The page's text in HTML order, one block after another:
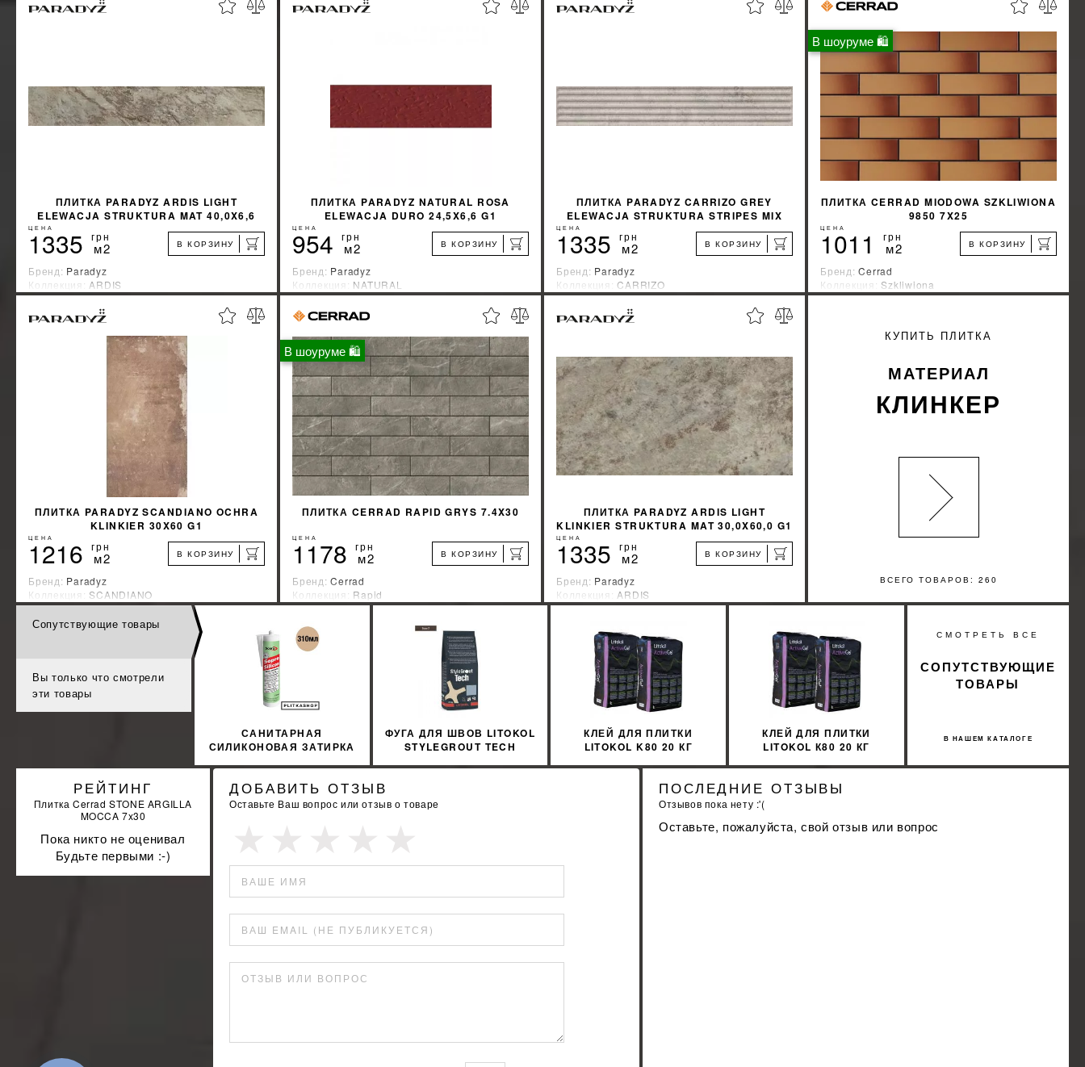
ПЛИТКА PARADYZ ARDIS LIGHT
ELEWACJA STRUKTURA MAT 40,0X6,6
ЦЕНА
1335 грн
м2 В КОРЗИНУ
Бренд: Paradyz
Коллекция: ARDIS
Страна-производитель:Польша
УЗНАТЬ СВОЮ СКИДКУ %
КУПИТЬ
ПЛИТКА PARADYZ NATURAL ROSA
ELEWACJA DURO 24,5X6,6 G1
ЦЕНА
954 грн
м2 В КОРЗИНУ
Бренд: Paradyz
Коллекция: NATURAL
Страна-производитель:Польша
УЗНАТЬ СВОЮ СКИДКУ %
КУПИТЬ
ПЛИТКА PARADYZ CARRIZO GREY
ELEWACJA STRUKTURA STRIPES MIX
MAT 40,0X6,6 G1
ЦЕНА
1335 грн
м2 В КОРЗИНУ
Бренд: Paradyz
Коллекция:CARRIZO
Страна-производитель:Польша
УЗНАТЬ СВОЮ СКИДКУ %
КУПИТЬ
В шоуруме 🛍
ПЛИТКА CERRAD MIODOWA SZKLIWIONA
9850 7X25
ЦЕНА
1011 грн
м2 В КОРЗИНУ
Бренд:Cerrad
Коллекция: Szkliwiona
Страна-производитель:Польша
ПЛИТКА PARADYZ SCANDIANO OCHRA
KLINKIER 30X60 G1
ЦЕНА
1216 грн
м2 В КОРЗИНУ
Бренд: Paradyz
Коллекция: SCANDIANO
Страна-производитель:Польша
УЗНАТЬ СВОЮ СКИДКУ %
КУПИТЬ
В шоуруме 🛍
ПЛИТКА CERRAD RAPID GRYS 7.4X30
ЦЕНА
1178 грн
м2 В КОРЗИНУ
Бренд:Cerrad
Коллекция: Rapid
Страна-производитель:Польша
УЗНАТЬ СВОЮ СКИДКУ
ПЛИТКА PARADYZ ARDIS LIGHT
KLINKIER STRUKTURA MAT 30,0X60,0 G1
ЦЕНА
1335 грн
м2 В КОРЗИНУ
Бренд: Paradyz
Коллекция: ARDIS
Страна-производитель:Польша
УЗНАТЬ СВОЮ СКИДКУ %
КУПИТЬ
ВСЕГО ТОВАРОВ: 260
КУПИТЬ ПЛИТКА
МАТЕРИАЛ
КЛИНКЕР
Сопутствующие товары
Вы только что смотрели
эти товары
САНИТАРНАЯ
СИЛИКОНОВАЯ ЗАТИРКА
ФУГА ДЛЯ ШВОВ LITOKOL
STYLEGROUT TECH
КЛЕЙ ДЛЯ ПЛИТКИ
LITOKOL K80 20 КГ
ACTGG0020
КЛЕЙ ДЛЯ ПЛИТКИ
LITOKOL К80 20 КГ
СМОТРЕТЬ ВСЕ
В НАШЕМ КАТАЛОГЕ
СОПУТСТВУЮЩИЕ
ТОВАРЫ
РЕЙТИНГ
Плитка Cerrad STONE ARGILLA
MOCCA 7x30
Пока никто не оценивал
Будьте первыми :-)
ДОБАВИТЬ ОТЗЫВ
Оставьте Ваш вопрос или отзыв о товаре
ВАШЕ ИМЯ
ВАШ EMAIL (НЕ ПУБЛИКУЕТСЯ)
ОТЗЫВ ИЛИ ВОПРОС
ПОСЛЕДНИЕ ОТЗЫВЫ
Отзывов пока нету :'(
Оставьте, пожалуйста, свой отзыв или вопрос